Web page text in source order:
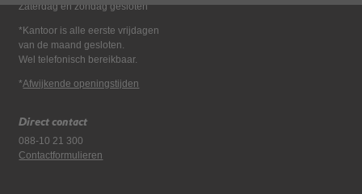
Zaterdag en zondag gesloten
*Kantoor is alle eerste vrijdagen
van de maand gesloten.
Wel telefonisch bereikbaar.
*Afwijkende openingstijden
Direct contact
088-10 21 300
Contactformulieren